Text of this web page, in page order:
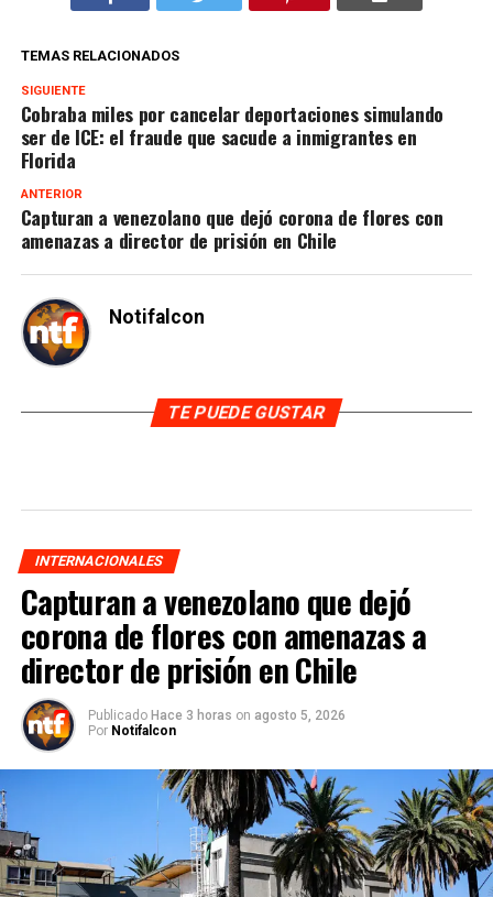
TEMAS RELACIONADOS
SIGUIENTE
Cobraba miles por cancelar deportaciones simulando
ser de ICE: el fraude que sacude a inmigrantes en
Florida
ANTERIOR
Capturan a venezolano que dejó corona de flores con
amenazas a director de prisión en Chile
Notifalcon
TE PUEDE GUSTAR
INTERNACIONALES
Capturan a venezolano que dejó
corona de flores con amenazas a
director de prisión en Chile
Publicado Hace 3 horas on agosto 5, 2026
Por Notifalcon